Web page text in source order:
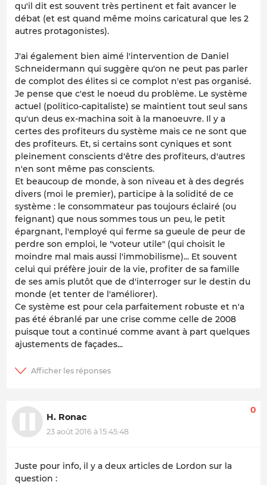
qu'il dit est souvent très pertinent et fait avancer le
débat (et est quand même moins caricatural que les 2
autres protagonistes).
J'ai également bien aimé l'intervention de Daniel
Schneidermann qui suggère qu'on ne peut pas parler
de complot des élites si ce complot n'est pas organisé.
Je pense que c'est le noeud du problème. Le système
actuel (politico-capitaliste) se maintient tout seul sans
qu'un deus ex-machina soit à la manoeuvre. Il y a
certes des profiteurs du système mais ce ne sont que
des profiteurs. Et, si certains sont cyniques et sont
pleinement conscients d'être des profiteurs, d'autres
n'en sont même pas conscients.
Et beaucoup de monde, à son niveau et à des degrés
divers (moi le premier), participe à la solidité de ce
système : le consommateur pas toujours éclairé (ou
feignant) que nous sommes tous un peu, le petit
épargnant, l'employé qui ferme sa gueule de peur de
perdre son emploi, le "voteur utile" (qui choisit le
moindre mal mais aussi l'immobilisme)... Et souvent
celui qui préfère jouir de la vie, profiter de sa famille
de ses amis plutôt que de d'interroger sur le destin du
monde (et tenter de l'améliorer).
Ce système est pour cela parfaitement robuste et n'a
pas été ébranlé par une crise comme celle de 2008
puisque tout a continué comme avant à part quelques
ajustements de façades...
H. Ronac
23 août 2016 à 15:45:48
0
Juste pour info, il y a deux articles de Lordon sur la
question :